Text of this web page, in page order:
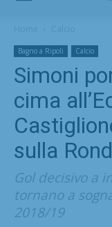
Bagno a Ripoli Calcio
Simoni
cima
sulla
Gol decisivo a
tornano a
2018/19